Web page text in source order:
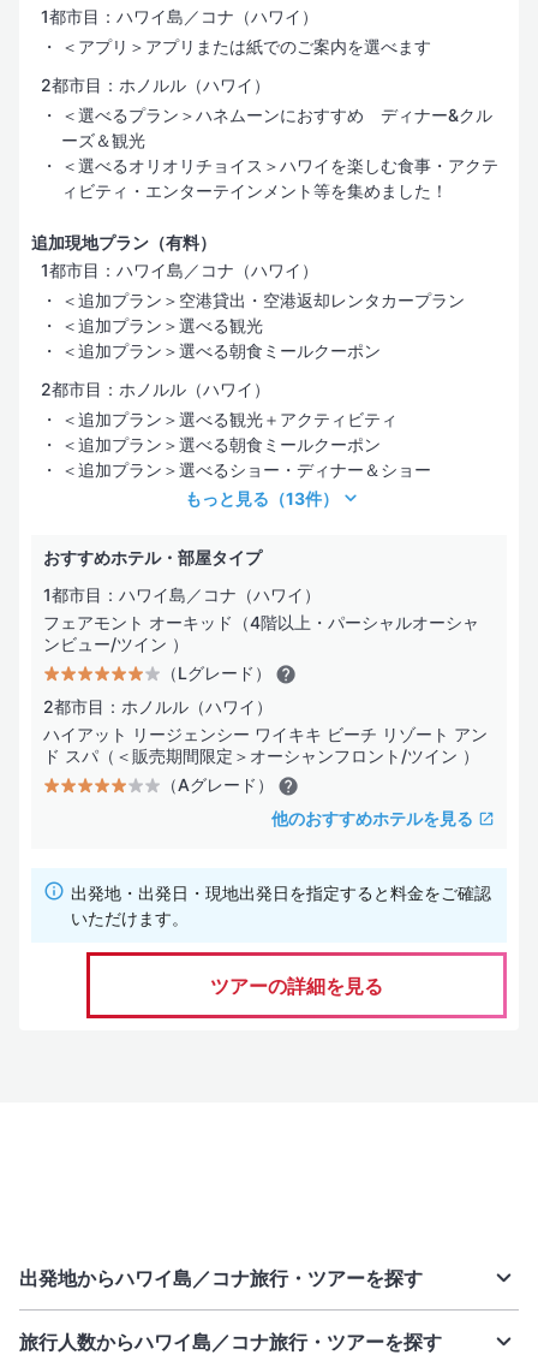
1都市目：ハワイ島／コナ（ハワイ）
＜アプリ＞アプリまたは紙でのご案内を選べます
2都市目：ホノルル（ハワイ）
＜選べるプラン＞ハネムーンにおすすめ ディナー&クル
ーズ＆観光
＜選べるオリオリチョイス＞ハワイを楽しむ食事・アクテ
ィビティ・エンターテインメント等を集めました！
追加現地プラン（有料）
1都市目：ハワイ島／コナ（ハワイ）
＜追加プラン＞空港貸出・空港返却レンタカープラン
＜追加プラン＞選べる観光
＜追加プラン＞選べる朝食ミールクーポン
2都市目：ホノルル（ハワイ）
＜追加プラン＞選べる観光＋アクティビティ
＜追加プラン＞選べる朝食ミールクーポン
＜追加プラン＞選べるショー・ディナー＆ショー
もっと見る （13件）
おすすめホテル・部屋タイプ
1都市目：ハワイ島／コナ（ハワイ）
フェアモント オーキッド（4階以上・パーシャルオーシャ
ンビュー/ツイン ）
（Lグレード）
2都市目：ホノルル（ハワイ）
ハイアット リージェンシー ワイキキ ビーチ リゾート アン
ド スパ（＜販売期間限定＞オーシャンフロント/ツイン ）
（Aグレード）
他のおすすめホテルを見る
出発地・出発日・現地出発日を指定すると料金をご確認
いただけます。
ツアーの詳細を見る
出発地からハワイ島／コナ旅行・ツアーを探す
旅行人数からハワイ島／コナ旅行・ツアーを探す